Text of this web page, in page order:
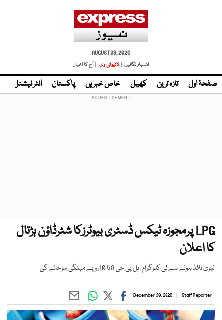
AUGUST 08, 2026
اشتہار لگائیں |
لائیو ٹی وی | آج کا اخبار
صفحۂ اول تازہ ترین کھیل خاص خبریں پاکستان انٹر نیشنل
LPG پرمجوزہ ٹیکس ڈسٹری بیوٹرزکا شٹرڈاؤن ہڑتال
کا اعلان
لیوی نافذ ہونے سے فی کلوگرام ایل پی جی 8 تا 10روپے مہنگی ہوجائے گی
Staff Reporter
December 30, 2020